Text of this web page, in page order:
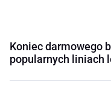
Koniec darmowego
popularnych liniach